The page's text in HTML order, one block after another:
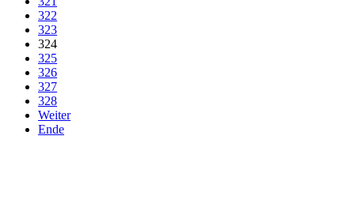
322
323
324
325
326
327
328
Weiter
Ende